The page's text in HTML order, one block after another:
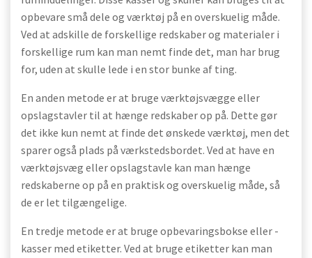
opbevare små dele og værktøj på en overskuelig måde.
Ved at adskille de forskellige redskaber og materialer i
forskellige rum kan man nemt finde det, man har brug
for, uden at skulle lede i en stor bunke af ting.
En anden metode er at bruge værktøjsvægge eller
opslagstavler til at hænge redskaber op på. Dette gør
det ikke kun nemt at finde det ønskede værktøj, men det
sparer også plads på værkstedsbordet. Ved at have en
værktøjsvæg eller opslagstavle kan man hænge
redskaberne op på en praktisk og overskuelig måde, så
de er let tilgængelige.
En tredje metode er at bruge opbevaringsbokse eller -
kasser med etiketter. Ved at bruge etiketter kan man